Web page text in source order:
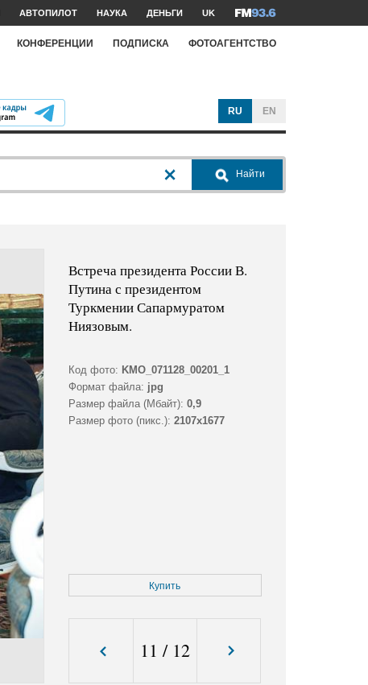
АВТОПИЛОТ НАУКА ДЕНЬГИ UK
КОНФЕРЕНЦИИ ПОДПИСКА ФОТОАГЕНТСТВО
RU EN
Найти
Встреча президента России В.
Путина с президентом
Туркмении Сапармуратом
Ниязовым.
Код фото: KMO_071128_00201_1
Формат файла: jpg
Размер файла (Мбайт): 0,9
Размер фото (пикс.): 2107x1677
Купить
11 / 12